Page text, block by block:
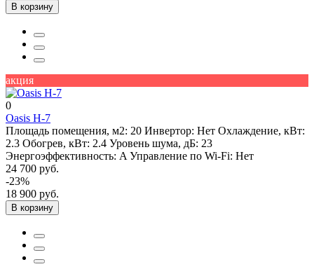
В корзину
акция
0
Oasis H-7
Площадь помещения, м2: 20 Инвертор: Нет Охлаждение, кВт:
2.3 Обогрев, кВт: 2.4 Уровень шума, дБ: 23
Энергоэффективность: A Управление по Wi-Fi: Нет
24 700 руб.
-23%
18 900 руб.
В корзину